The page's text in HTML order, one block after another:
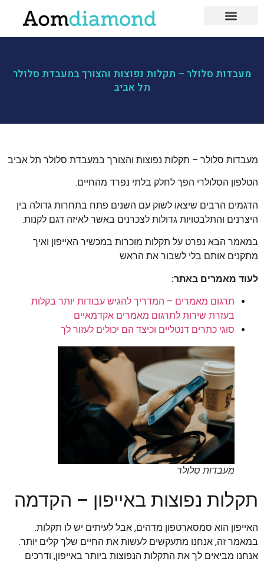
מעבדות סלולר – תקלות נפוצות והצורך במעבדת סלולר
תל אביב
מעבדות סלולר – תקלות נפוצות והצורך במעבדת סלולר תל אביב
הטלפון הסלולרי הפך לחלק בלתי נפרד מהחיים.
הדגמים הרבים שיצאו לשוק עם השנים פתח בתחרות גדולה בין
היצרנים והתלבטויות גדולות לצכרנים באשר לאיזה דגם לקנות.
במאמר הבא נפרט על תקלות מוכרות במכשיר האייפון ואיך
מתקנים אותם בלי לשבור את הראש
לעוד מאמרים באתר:
תרגום מאמרים – המדריך להגיש עבודות יותר בקלות
בעזרת שירות לתרגום מאמרים אקדמאיים
סוגי כתרים דנטליים וכיצד הם יכולים לעזור לך
מעבדות סלולר
תקלות נפוצות באייפון – הקדמה
האייפון הוא סמסארטפון מדהים, אבל לעיתים יש לו תקלות.
במאמר זה, אנחנו מתעקשים לעשות את החיים שלך קלים יותר.
אנחנו מביאים לך את התקלות הנפוצות ביותר באייפון, ודרכים